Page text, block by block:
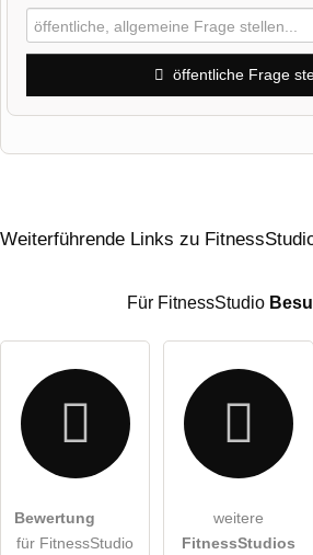
öffentliche Frage
E-Mail-Adresse (wird nicht
Hiermit akzeptiere ich dieAGB
Weiterführende Links zu
Für FitnessStudio
Bewertung
für FitnessStudio
weitere
FitnessStudios